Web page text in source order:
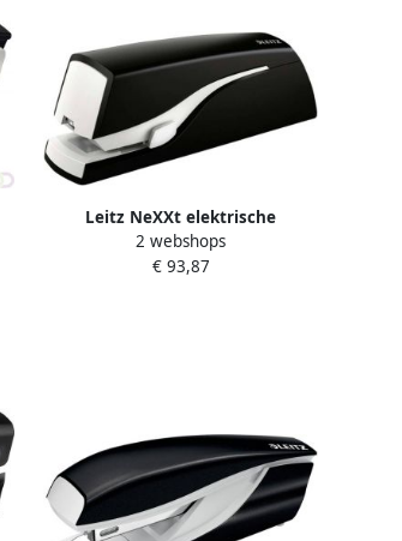
Leitz NeXXt elektrische
nietmachine 20 blad voor E2-
nietjes zwart
2 webshops
€ 93,87